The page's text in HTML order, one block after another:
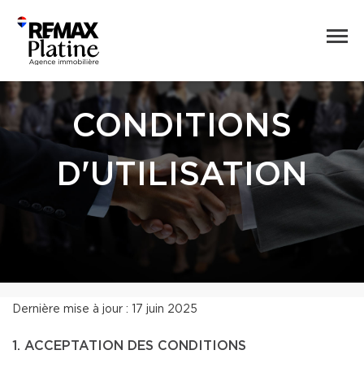
CONDITIONS
D'UTILISATION
Dernière mise à jour : 17 juin 2025
1. ACCEPTATION DES CONDITIONS